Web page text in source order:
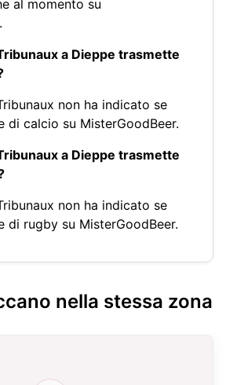
al momento su
a Dieppe trasmette
non ha indicato se
di calcio su MisterGoodBeer.
a Dieppe trasmette
non ha indicato se
di rugby su MisterGoodBeer.
nella stessa zona